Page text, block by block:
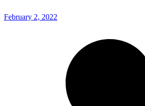
February 2, 2022